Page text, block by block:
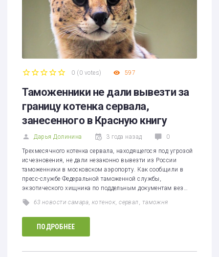
0 ( 0 votes) 597
Таможенники не дали вывезти за
границу котенка сервала,
занесенного в Красную книгу
Дарья Долинина 3 года назад 0
Трехмесячного котенка сервала, находящегося под угрозой
исчезновения, не дали незаконно вывезти из России
таможенники в московском аэропорту. Как сообщили в
пресс-службе Федеральной таможенной службы,
экзотического хищника по поддельным документам вез…
63 новости самара,котенок,сервал , таможня
ПОДРОБНЕЕ